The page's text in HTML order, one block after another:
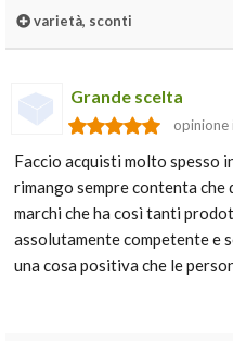
varietà, sconti
Grande scelta
opinione
Faccio acquisti molto spesso
rimango sempre contenta
marchi che ha così tanti
assolutamente competente e
una cosa positiva che le